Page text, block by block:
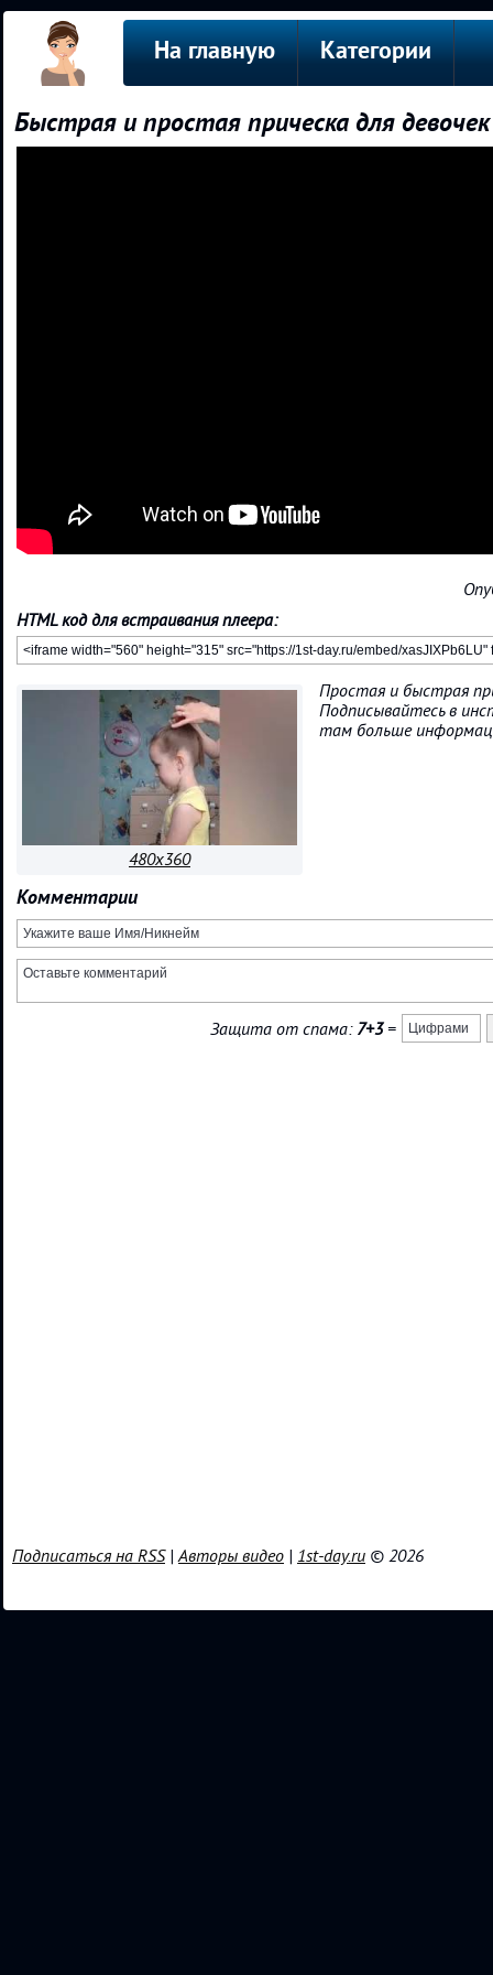
На главную Категории
Быстрая и простая прическа для девочек
HTML код для встраивания плеера:
480x360
Простая и быстрая
Подписывайтесь в
там больше
Комментарии
Защита от спама: 7+3=
Подписаться на RSS|Авторы видео | 1st-day.ru © 2026